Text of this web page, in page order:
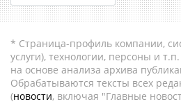
* Страница-профиль компании,
услуги), технологии, персоны и
на основе анализа архива
Обрабатываются тексты всех
(новости, включая "Главные